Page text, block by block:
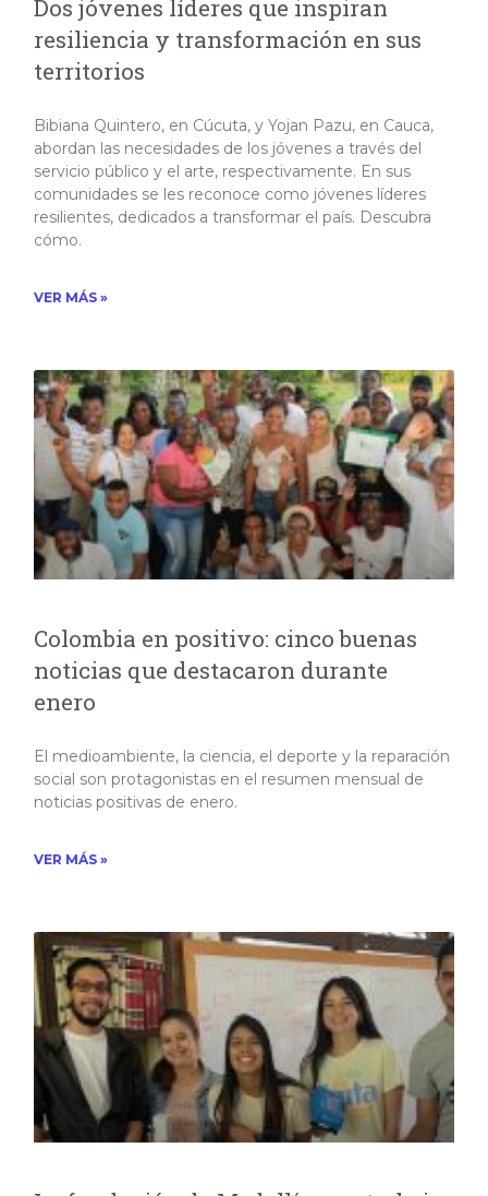
Dos jóvenes líderes que inspiran
resiliencia y transformación en sus
territorios
Bibiana Quintero, en Cúcuta, y Yojan Pazu, en Cauca,
abordan las necesidades de los jóvenes a través del
servicio público y el arte, respectivamente. En sus
comunidades se les reconoce como jóvenes líderes
resilientes, dedicados a transformar el país. Descubra
cómo.​
VER MÁS »
Colombia en positivo: cinco buenas
noticias que destacaron durante
enero
El medioambiente, la ciencia, el deporte y la reparación
social son protagonistas en el resumen mensual de
noticias positivas de enero.​
VER MÁS »